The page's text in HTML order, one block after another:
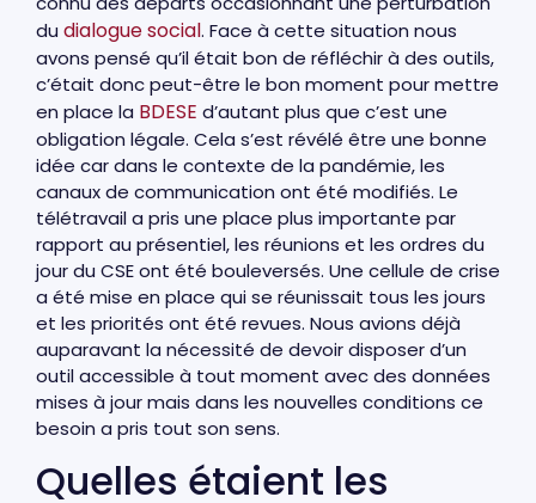
du dialogue social. Face à cette situation nous
avons pensé qu’il était bon de réfléchir à des outils,
c’était donc peut-être le bon moment pour mettre
en place la BDESE d’autant plus que c’est une
obligation légale. Cela s’est révélé être une bonne
idée car dans le contexte de la pandémie, les
canaux de communication ont été modifiés. Le
télétravail a pris une place plus importante par
rapport au présentiel, les réunions et les ordres du
jour du CSE ont été bouleversés. Une cellule de crise
a été mise en place qui se réunissait tous les jours
et les priorités ont été revues. Nous avions déjà
auparavant la nécessité de devoir disposer d’un
outil accessible à tout moment avec des données
mises à jour mais dans les nouvelles conditions ce
besoin a pris tout son sens.
Quelles étaient les